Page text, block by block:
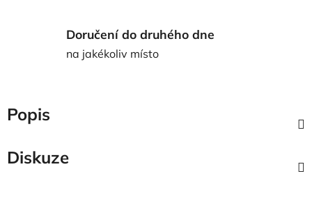
Doručení do druhého dne
na jakékoliv místo
Popis
Diskuze